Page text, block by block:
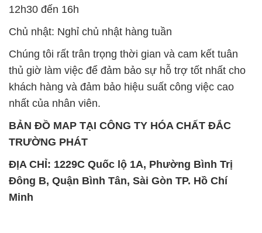
12h30 đến 16h
Chủ nhật: Nghỉ chủ nhật hàng tuần
Chúng tôi rất trân trọng thời gian và cam kết tuân
thủ giờ làm việc để đảm bảo sự hỗ trợ tốt nhất cho
khách hàng và đảm bảo hiệu suất công việc cao
nhất của nhân viên.
BẢN ĐỒ MAP TẠI CÔNG TY HÓA CHẤT ĐẮC
TRƯỜNG PHÁT
ĐỊA CHỈ: 1229C Quốc lộ 1A, Phường Bình Trị
Đông B, Quận Bình Tân, Sài Gòn TP. Hồ Chí
Minh